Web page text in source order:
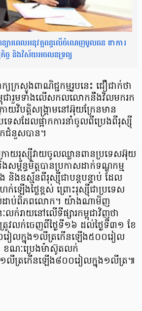
ារពេលអនុវត្តពន្ធលើចំណេញមូលធន ជាការ
ច្ច និងវិស័យអចលនទ្រព្យ
យក្រសួងពាណិជ្ជកម្មរូបនេះ ជឿជាក់ថា
ម្ពុជារួមទាំងលើសកលលោកនឹងវិលមករក
យវិបត្តិសង្គ្រាមនៅអ៊ុយក្រែនមាន
េសដែលផ្អាកការនាំចូលពីប្រេងពីរុស្ស៊ី
កជំនួសបាន។
ោយរុស្ស៊ីវាយចូលឈ្លានពានប្រទេសអ៊ុយ
សម្ព័ន្ធមិត្តបានប្រកាសដាក់ទណ្ឌកម្ម
និងឧស្ម័នពីរុស្ស៊ីជាបន្តបន្ទាប់ ដែល
ក់ឡើងថ្លៃខ្ពស់ ព្រោះរុស្ស៊ីជាប្រទេស
លំដាប់ពិភពលោក។ យ៉ាងណាមិញ
ៈលក់រាយនៅលើទីផ្សារកម្ពុជាវិញថា
រូវលក់ចេញពីថ្ងៃទី១៦ ដល់ថ្ងៃទី៣១ ខែ
រៀលក្នុង១លីត្រកើនឡើង៥០០រៀល
ខណៈប្រេងម៉ាស៊ូតលក់
លីត្រកើនឡើង៨០០រៀលក្នុង១លីត្រ៕